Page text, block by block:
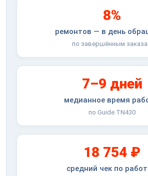
8%
ремонтов — в день
по завершённым
7–9 дней
медианное время
по Guide TN430
18 754 ₽
средний чек по